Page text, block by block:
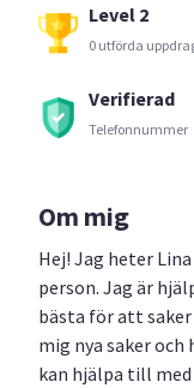
Level 2
0 utförda
Verifierad
Telefonnummer
Om mig
Hej! Jag heter
person. Jag är
bästa för att
mig nya saker
kan hjälpa till